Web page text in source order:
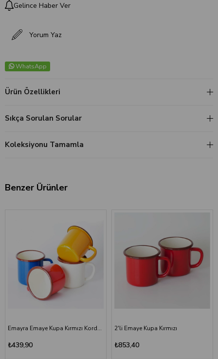
Gelince Haber Ver
Yorum Yaz
WhatsApp
Ürün Özellikleri
Sıkça Sorulan Sorular
Koleksiyonu Tamamla
Benzer Ürünler
Emayra Emaye Kupa Kırmızı Kordon Kahve 380 ml | Çamlıca Home
₺439,90
2'li Emaye Kupa Kırmızı
₺853,40